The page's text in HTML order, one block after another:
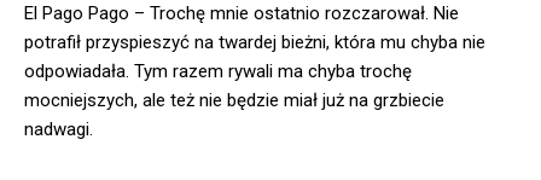
El Pago Pago – Trochę mnie ostatnio rozczarował. Nie
potrafił przyspieszyć na twardej bieżni, która mu chyba nie
odpowiadała. Tym razem rywali ma chyba trochę
mocniejszych, ale też nie będzie miał już na grzbiecie
nadwagi.